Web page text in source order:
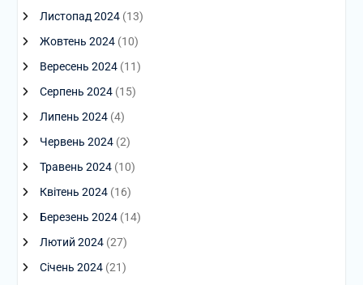
Листопад 2024(13)
Жовтень 2024(10)
Вересень 2024(11)
Серпень 2024(15)
Липень 2024(4)
Червень 2024(2)
Травень 2024(10)
Квітень 2024(16)
Березень 2024(14)
Лютий 2024(27)
Січень 2024(21)